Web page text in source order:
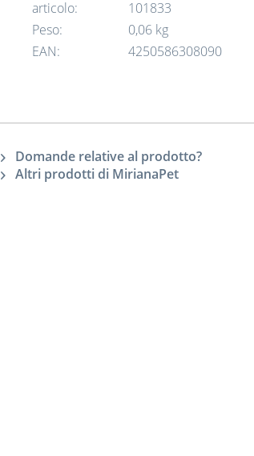
articolo:
101833
Peso:
0,06 kg
EAN:
4250586308090
Domande relative al prodotto?
Altri prodotti di MirianaPet